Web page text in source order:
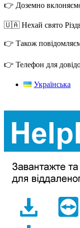
👉 Доземно
🇺🇦 Нехай свято
👉 Також
👉 Телефон для
Українська